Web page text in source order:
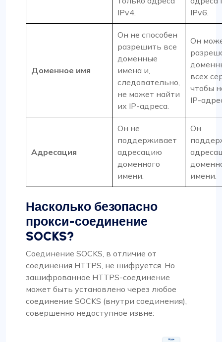
IPv4.
IPv6.
Доменное имя
Он не способен
разрешить все
доменные
имена и,
следовательно,
не может найти
их IP-адреса.
Он
всех
чтобы
IP-
Адресация
Он не
поддерживает
адресацию
доменного
имени.
Он
имени.
Насколько безопасно
прокси-соединение
SOCKS?
Соединение SOCKS, в отличие от
соединения HTTPS, не шифруется. Но
зашифрованное HTTPS-соединение
может быть установлено через любое
соединение SOCKS (внутри соединения),
совершенно недоступное извне: